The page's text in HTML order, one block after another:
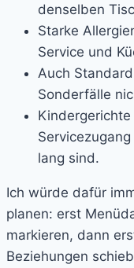
denselben
Starke
Service und
Auch
Sonderfälle
lang sind.
Ich würde dafür
planen: erst
markieren, dann
Beziehungen